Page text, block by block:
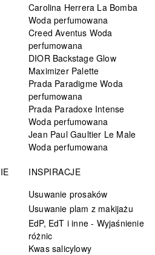
Carolina Herrera La Bomba
Woda perfumowana
Creed Aventus Woda
perfumowana
DIOR Backstage Glow
Maximizer Palette
Prada Paradigme Woda
perfumowana
Prada Paradoxe Intense
Woda perfumowana
Jean Paul Gaultier Le Male
Woda perfumowana
INSPIRACJE
Usuwanie prosaków
Usuwanie plam z makijażu
EdP, EdT i inne - Wyjaśnienie
różnic
Kwas salicylowy